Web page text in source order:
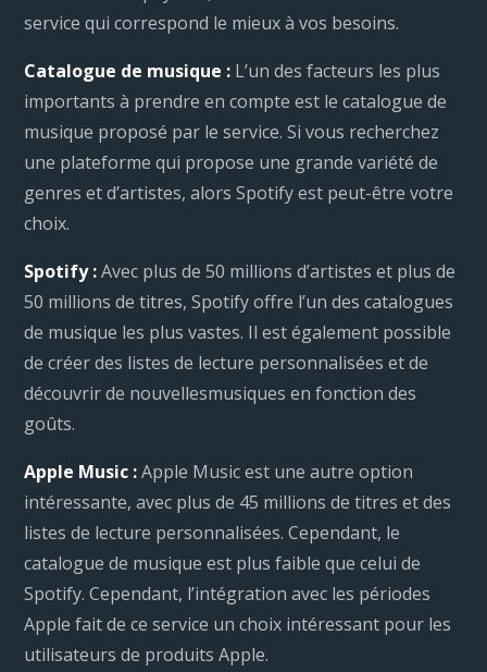
service qui correspond le mieux à vos besoins.
Catalogue de musique : L’un des facteurs les plus
importants à prendre en compte est le catalogue de
musique proposé par le service. Si vous recherchez
une plateforme qui propose une grande variété de
genres et d’artistes, alors Spotify est peut-être votre
choix.
Spotify :Avec plus de 50 millions d’artistes et plus de
50 millions de titres, Spotify offre l’un des catalogues
de musique les plus vastes. Il est également possible
de créer des listes de lecture personnalisées et de
découvrir de nouvellesmusiques en fonction des
goûts.
Apple Music :Apple Music est une autre option
intéressante, avec plus de 45 millions de titres et des
listes de lecture personnalisées. Cependant, le
catalogue de musique est plus faible que celui de
Spotify. Cependant, l’intégration avec les périodes
Apple fait de ce service un choix intéressant pour les
utilisateurs de produits Apple.